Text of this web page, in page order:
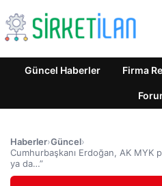
Güncel Haberler Firma
Haberler›Güncel›
Cumhurbaşkanı Erdoğan, AK MYK
ya da…”